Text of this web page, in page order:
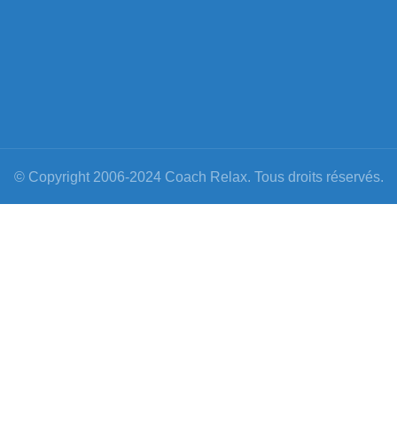
© Copyright 2006-2024 Coach Relax. Tous droits réservés.